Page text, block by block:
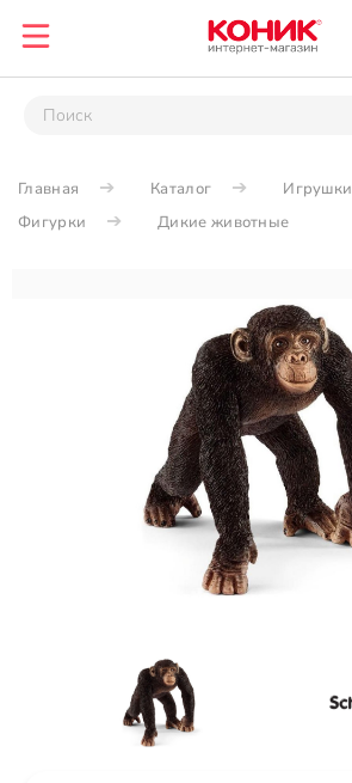
Главная Каталог
Игрушки
Фигурки
Дикие животные